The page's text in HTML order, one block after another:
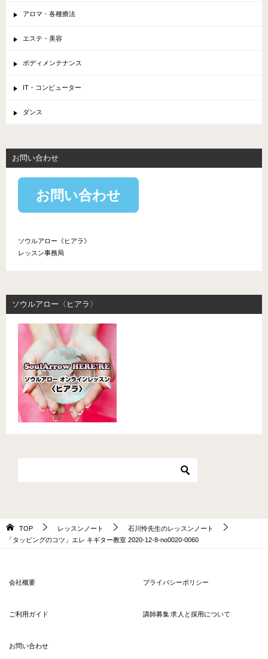
アロマ・各種療法
エステ・美容
ボディメンテナンス
IT・コンピューター
ダンス
お問い合わせ
お問い合わせ
ソウルアロー《ヒアラ》
レッスン事務局
ソウルアロー〈ヒアラ〉
TOP レッスンノート
石川怜先生のレッスンノート
「タッピングのコツ」エレ キギター教室 2020-12-8-no0020-0060
会社概要 プライバシーポリシー
ご利用ガイド 講師募集 求人と採用について
お問い合わせ